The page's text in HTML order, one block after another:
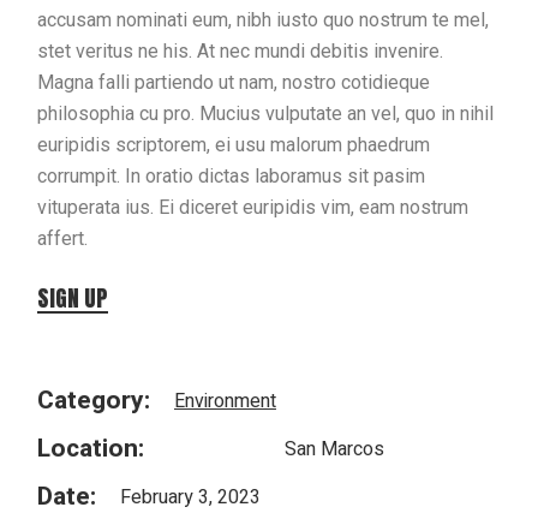
accusam nominati eum, nibh iusto quo nostrum te mel,
stet veritus ne his. At nec mundi debitis invenire.
Magna falli partiendo ut nam, nostro cotidieque
philosophia cu pro. Mucius vulputate an vel, quo in nihil
euripidis scriptorem, ei usu malorum phaedrum
corrumpit. In oratio dictas laboramus sit pasim
vituperata ius. Ei diceret euripidis vim, eam nostrum
affert.
SIGN UP
Category: Environment
Location: San Marcos
Date: February 3, 2023